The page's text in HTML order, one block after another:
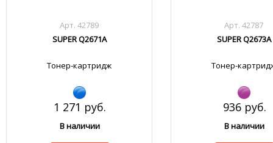
Арт. 42789
SUPER Q2671A
Тонер-картридж
1 271 руб.
В наличии
Арт. 42787
SUPER Q2673A
Тонер-
936 руб.
В наличии